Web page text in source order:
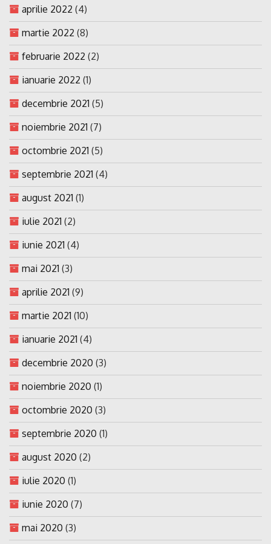
aprilie 2022 (4)
martie 2022 (8)
februarie 2022 (2)
ianuarie 2022 (1)
decembrie 2021 (5)
noiembrie 2021 (7)
octombrie 2021 (5)
septembrie 2021 (4)
august 2021 (1)
iulie 2021 (2)
iunie 2021 (4)
mai 2021 (3)
aprilie 2021 (9)
martie 2021 (10)
ianuarie 2021 (4)
decembrie 2020 (3)
noiembrie 2020 (1)
octombrie 2020 (3)
septembrie 2020 (1)
august 2020 (2)
iulie 2020 (1)
iunie 2020 (7)
mai 2020 (3)